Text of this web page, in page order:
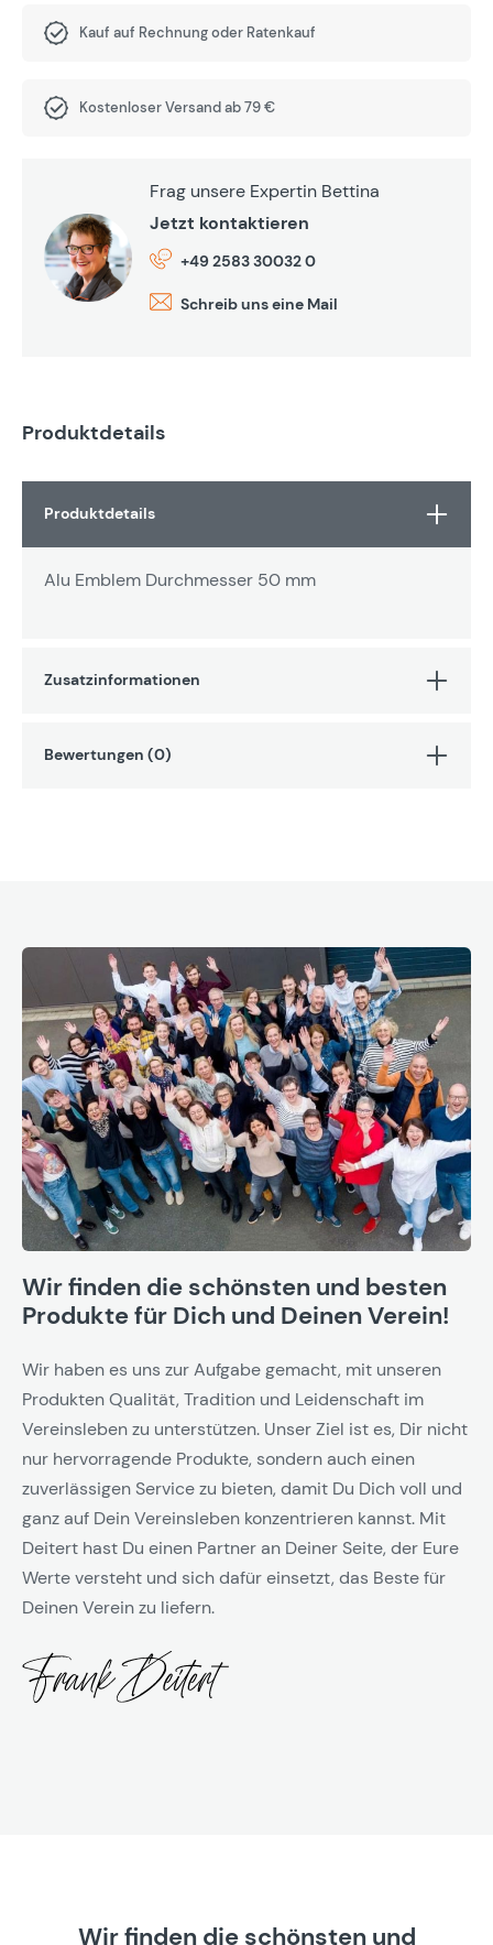
Kauf auf Rechnung oder Ratenkauf
Kostenloser Versand ab 79 €
Frag unsere Expertin Bettina
Jetzt kontaktieren
+49 2583 30032 0
Schreib uns eine Mail
Produktdetails
Produktdetails
Alu Emblem Durchmesser 50 mm
Zusatzinformationen
Bewertungen (0)
Wir finden die schönsten und besten
Produkte für Dich und Deinen Verein!
Wir haben es uns zur Aufgabe gemacht, mit unseren
Produkten Qualität, Tradition und Leidenschaft im
Vereinsleben zu unterstützen. Unser Ziel ist es, Dir nicht
nur hervorragende Produkte, sondern auch einen
zuverlässigen Service zu bieten, damit Du Dich voll und
ganz auf Dein Vereinsleben konzentrieren kannst. Mit
Deitert hast Du einen Partner an Deiner Seite, der Eure
Werte versteht und sich dafür einsetzt, das Beste für
Deinen Verein zu liefern.
Wir finden die schönsten und